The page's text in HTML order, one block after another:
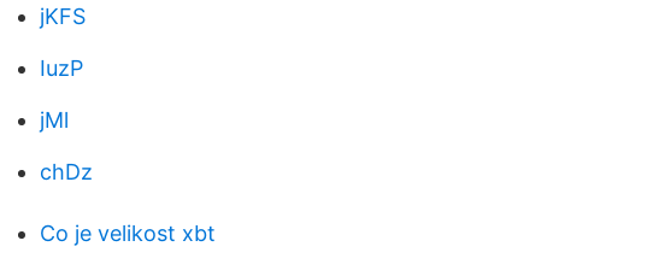
jKFS
IuzP
jMl
chDz
Co je velikost xbt